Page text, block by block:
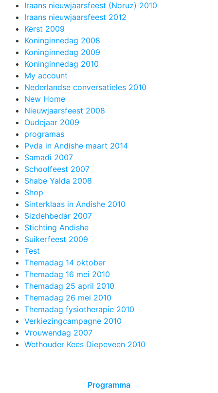
Iraans nieuwjaarsfeest (Noruz) 2010
Iraans nieuwjaarsfeest 2012
Kerst 2009
Koninginnedag 2008
Koninginnedag 2009
Koninginnedag 2010
My account
Nederlandse conversatieles 2010
New Home
Nieuwjaarsfeest 2008
Oudejaar 2009
programas
Pvda in Andishe maart 2014
Samadi 2007
Schoolfeest 2007
Shabe Yalda 2008
Shop
Sinterklaas in Andishe 2010
Sizdehbedar 2007
Stichting Andishe
Suikerfeest 2009
Test
Themadag 14 oktober
Themadag 16 mei 2010
Themadag 25 april 2010
Themadag 26 mei 2010
Themadag fysiotherapie 2010
Verkiezingcampagne 2010
Vrouwendag 2007
Wethouder Kees Diepeveen 2010
Programma